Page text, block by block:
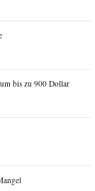
bis zu 900 Dollar